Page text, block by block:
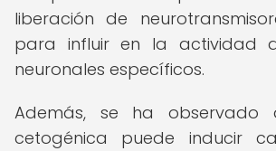
liberación de
para influir en la actividad
neuronales específicos.
Además, se ha
cetogénica puede inducir